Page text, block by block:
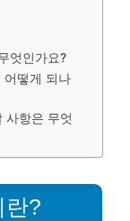
엇인가요?
어떻게 되나
사항은 무엇
란?